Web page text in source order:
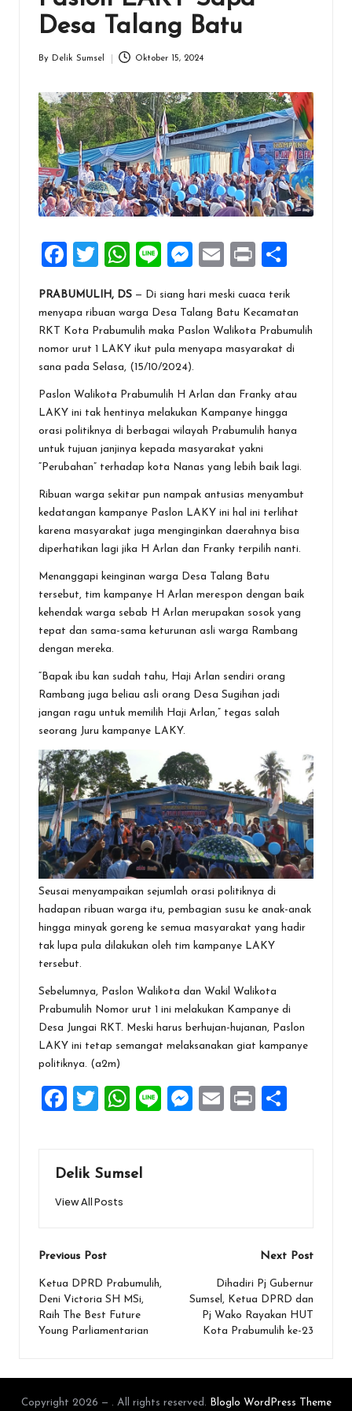
Desa Talang Batu
By Delik Sumsel Oktober 15, 2024
F
ce
b
o
k
T
tt
er
W
at
s
A
p
p
Li
e
M
se
n
g
E
ai
l
Pr
t
ar
e
PRABUMULIH, DS — Di siang hari meski cuaca terik
menyapa ribuan warga Desa Talang Batu Kecamatan
RKT Kota Prabumulih maka Paslon Walikota Prabumulih
nomor urut 1 LAKY ikut pula menyapa masyarakat di
sana pada Selasa, (15/10/2024).
Paslon Walikota Prabumulih H Arlan dan Franky atau
LAKY ini tak hentinya melakukan Kampanye hingga
orasi politiknya di berbagai wilayah Prabumulih hanya
untuk tujuan janjinya kepada masyarakat yakni
“Perubahan” terhadap kota Nanas yang lebih baik lagi.
Ribuan warga sekitar pun nampak antusias menyambut
kedatangan kampanye Paslon LAKY ini hal ini terlihat
karena masyarakat juga menginginkan daerahnya bisa
diperhatikan lagi jika H Arlan dan Franky terpilih nanti.
Menanggapi keinginan warga Desa Talang Batu
tersebut, tim kampanye H Arlan merespon dengan baik
kehendak warga sebab H Arlan merupakan sosok yang
tepat dan sama-sama keturunan asli warga Rambang
dengan mereka.
“Bapak ibu kan sudah tahu, Haji Arlan sendiri orang
Rambang juga beliau asli orang Desa Sugihan jadi
jangan ragu untuk memilih Haji Arlan,” tegas salah
seorang Juru kampanye LAKY.
Seusai menyampaikan sejumlah orasi politiknya di
hadapan ribuan warga itu, pembagian susu ke anak-anak
hingga minyak goreng ke semua masyarakat yang hadir
tak lupa pula dilakukan oleh tim kampanye LAKY
tersebut.
Sebelumnya, Paslon Walikota dan Wakil Walikota
Prabumulih Nomor urut 1 ini melakukan Kampanye di
Desa Jungai RKT. Meski harus berhujan-hujanan, Paslon
LAKY ini tetap semangat melaksanakan giat kampanye
politiknya. (a2m)
F
b
o
k
T
er
W
s
Li
M
E
Pr
Delik Sumsel
View All Posts
Post
navigation
Previous Post
Ketua DPRD Prabumulih,
Deni Victoria SH MSi,
Raih The Best Future
Young Parliamentarian
Next Post
Dihadiri Pj Gubernur
Sumsel, Ketua DPRD dan
Pj Wako Rayakan HUT
Kota Prabumulih ke-23
Copyright 2026 — . All rights reserved. Bloglo WordPress Theme